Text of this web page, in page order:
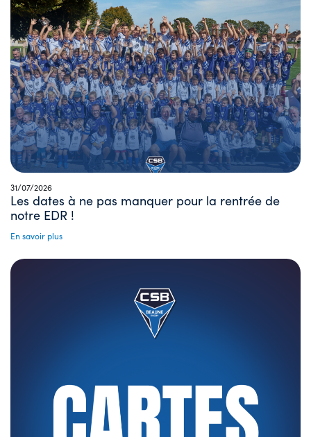
31/07/2026
Les dates à ne pas manquer pour la rentrée de
notre EDR !
En savoir plus